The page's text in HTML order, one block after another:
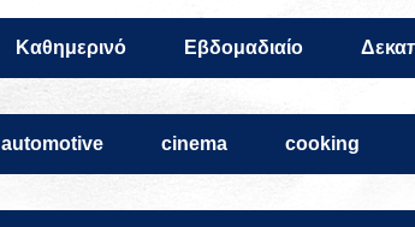
Καθημερινό Εβδομαδιαίο
automotive cinema cooking